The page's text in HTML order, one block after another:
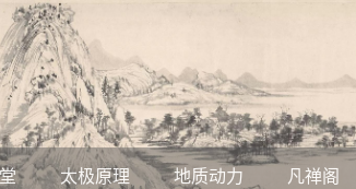
太极原理 地质动力 凡禅阁